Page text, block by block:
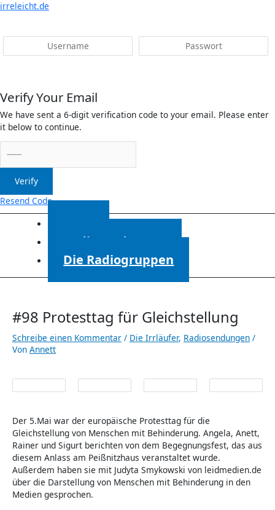
irreleicht.de
Verify Your Email
We have sent a 6-digit verification code to your email. Please enter
it below to continue.
Verify
Resend Code
Menü
Radiosendungen
Die Radiogruppen
#98 Protesttag für Gleichstellung
Schreibe einen Kommentar / Die Irrläufer, Radiosendungen /
Von Annett
Der 5.Mai war der europäische Protesttag für die
Gleichstellung von Menschen mit Behinderung. Angela, Anett,
Rainer und Sigurt berichten von dem Begegnungsfest, das aus
diesem Anlass am Peißnitzhaus veranstaltet wurde.
Außerdem haben sie mit Judyta Smykowski von leidmedien.de
über die Darstellung von Menschen mit Behinderung in den
Medien gesprochen.